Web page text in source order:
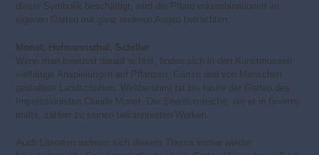
dieser Symbolik beschäftigt, wird die Pflanzenkombinationen im
eigenen Garten mit ganz anderen Augen betrachten.
Monet, Hofmannsthal, Schiller
Wenn man bewusst darauf achtet, finden sich in den Kunstmuseen
vielfältige Anspielungen auf Pflanzen, Gärten und von Menschen
gestaltete Landschaften. Weltberühmt ist bis heute der Garten des
Impressionisten Claude Monet. Die Seerosenteiche, die er in Giverny
malte, zählen zu seinen bekanntesten Werken.
Auch Literaten widmen sich diesem Thema immer wieder